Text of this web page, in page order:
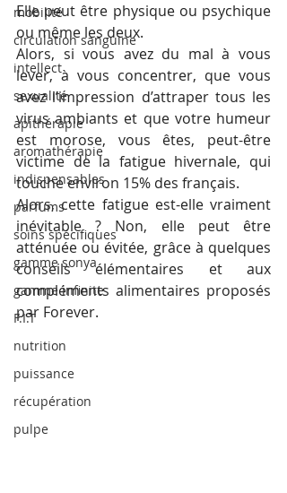
mobilité
circulation sanguine
intellect
sexualité
apithérapie
aromathérapie
indispensables
parfums
soins spécifiques
gamme sonya
gamme infinite
F.I.T
nutrition
puissance
récupération
pulpe
Elle peut être physique ou psychique
ou même les deux.
Alors, si vous avez du mal à vous
lever, à vous concentrer, que vous
avez l’impression d’attraper tous les
virus ambiants et que votre humeur
est morose, vous êtes, peut-être
victime de la fatigue hivernale, qui
touche environ 15% des français.
Alors, cette fatigue est-elle vraiment
inévitable ? Non, elle peut être
atténuée ou évitée, grâce à quelques
conseils élémentaires et aux
compléments alimentaires proposés
par Forever.